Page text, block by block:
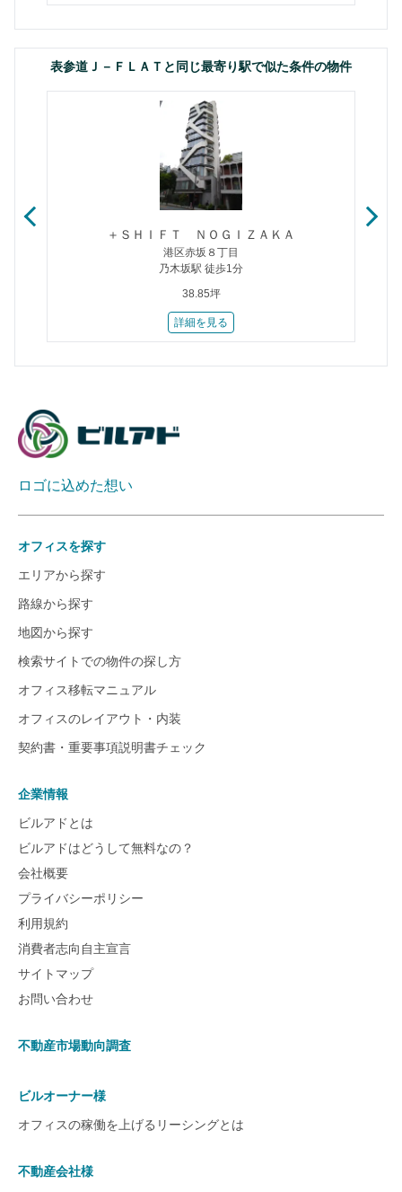
表参道Ｊ－ＦＬＡＴと同じ最寄り駅で似た条件の物件
＋ＳＨＩＦＴ ＮＯＧＩＺＡＫＡ
港区赤坂８丁目
乃木坂駅 徒歩1分
38.85坪
詳細を見る
ロゴに込めた想い
オフィスを探す
エリアから探す
路線から探す
地図から探す
検索サイトでの物件の探し方
オフィス移転マニュアル
オフィスのレイアウト・内装
契約書・重要事項説明書チェック
企業情報
ビルアドとは
ビルアドはどうして無料なの？
会社概要
プライバシーポリシー
利用規約
消費者志向自主宣言
サイトマップ
お問い合わせ
不動産市場動向調査
ビルオーナー様
オフィスの稼働を上げるリーシングとは
不動産会社様